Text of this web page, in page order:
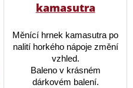
kamasutra
Měnící hrnek kamasutra po
nalití horkého nápoje změní
vzhled.
Baleno v krásném
dárkovém balení.